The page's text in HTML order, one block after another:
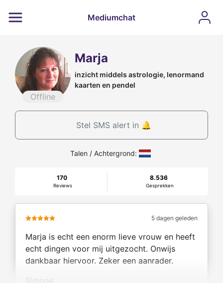
Mediumchat
Offline
Marja
inzicht middels astrologie, lenormand
kaarten en pendel
Stel SMS alert in 🔔
Talen / Achtergrond:
170
Reviews
8.536
Gesprekken
5 dagen geleden
Marja is echt een enorm lieve vrouw en heeft
echt dingen voor mij uitgezocht. Onwijs
dankbaar hiervoor. Zeker een aanrader.
Simone